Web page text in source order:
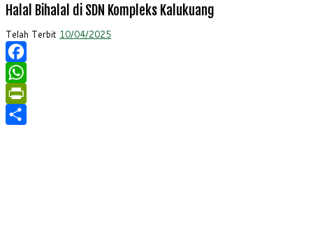
Halal Bihalal di SDN Kompleks Kalukuang
Telah Terbit 10/04/2025
Facebook
WhatsApp
PrintFriendly